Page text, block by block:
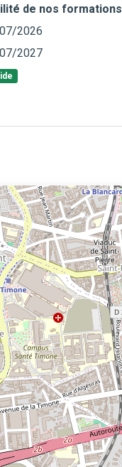
de nos formations
2026
2027